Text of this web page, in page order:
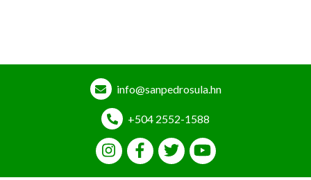
info@sanpedrosula.hn
+504 2552-1588